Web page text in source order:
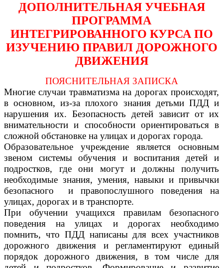
ДОПОЛНИТЕЛЬНАЯ УЧЕБНАЯ
ПРОГРАММА
ИНТЕГРИРОВАННОГО КУРСА ПО
ИЗУЧЕНИЮ ПРАВИЛ ДОРОЖНОГО
ДВИЖЕНИЯ
ПОЯСНИТЕЛЬНАЯ ЗАПИСКА
Многие случаи травматизма на дорогах происходят,
в основном, из-за плохого знания детьми ПДД и
нарушения их. Безопасность детей зависит от их
внимательности и способности ориентироваться в
сложной обстановке на улицах и дорогах города.
Образовательное учреждение является основным
звеном системы обучения и воспитания детей и
подростков, где они могут и должны получить
необходимые знания, умения, навыки и привычки
безопасного и правопослушного поведения на
улицах, дорогах и в транспорте.
При обучении учащихся правилам безопасного
поведения на улицах и дорогах необходимо
помнить, что ПДД написаны для всех участников
дорожного движения и регламентируют единый
порядок дорожного движения, в том числе для